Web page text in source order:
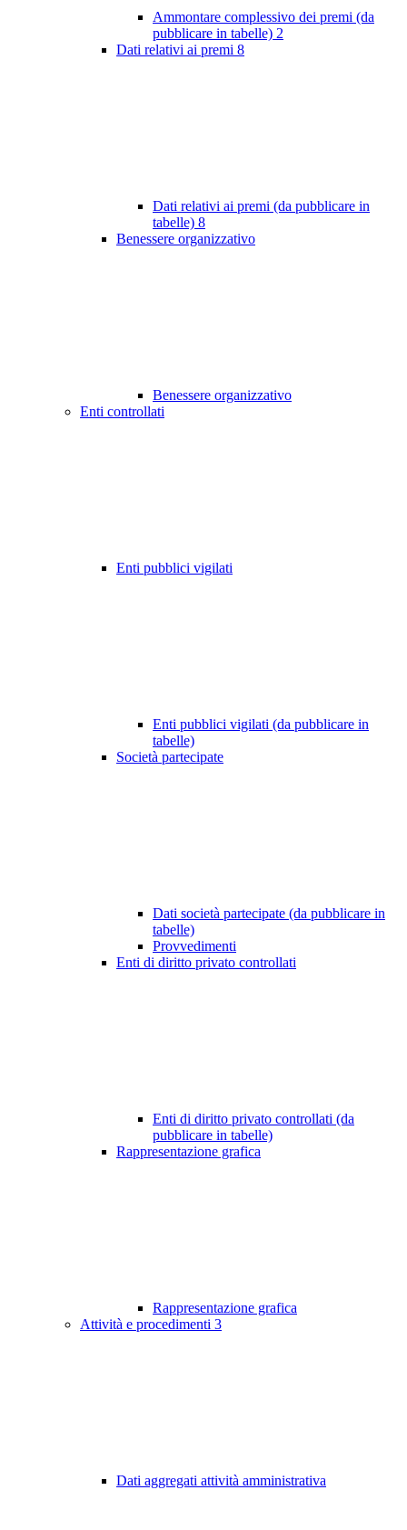
Ammontare complessivo dei premi (da
pubblicare in tabelle) 2
Dati relativi ai premi 8
Dati relativi ai premi (da pubblicare in
tabelle) 8
Benessere organizzativo
Benessere organizzativo
Enti controllati
Enti pubblici vigilati
Enti pubblici vigilati (da pubblicare in
tabelle)
Società partecipate
Dati società partecipate (da pubblicare in
tabelle)
Provvedimenti
Enti di diritto privato controllati
Enti di diritto privato controllati (da
pubblicare in tabelle)
Rappresentazione grafica
Rappresentazione grafica
Attività e procedimenti 3
Dati aggregati attività amministrativa